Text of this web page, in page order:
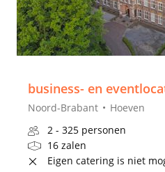
business- en
Noord-Brabant
Hoeven
2 - 325 personen
16 zalen
Eigen catering is niet